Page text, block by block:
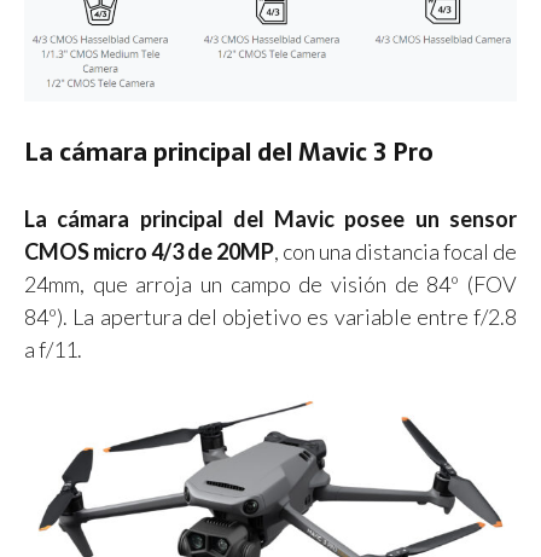
La cámara principal del Mavic 3 Pro
La cámara principal del Mavic posee un sensor
CMOS micro 4/3 de 20MP, con una distancia focal de
24mm, que arroja un campo de visión de 84º (FOV
84º). La apertura del objetivo es variable entre f/2.8
a f/11.